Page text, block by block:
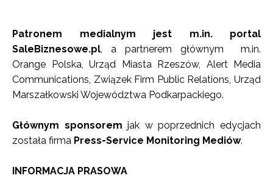
Patronem medialnym jest m.in. portal
SaleBiznesowe.pl , a partnerem głównym m.in.
Orange Polska, Urząd Miasta Rzeszów, Alert Media
Communications, Związek Firm Public Relations, Urząd
Marszałkowski Województwa Podkarpackiego.
Głównym sponsorem jak w poprzednich edycjach
została firma Press-Service Monitoring Mediów.
INFORMACJA PRASOWA